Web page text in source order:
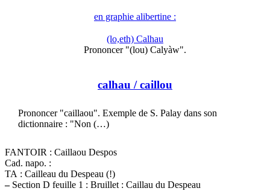
en graphie alibertine :
(lo,eth) Calhau
Prononcer "(lou) Calyàw".
calhau / caillou
Prononcer "caillaou". Exemple de S. Palay dans son
dictionnaire : "Non (…)
FANTOIR : Caillaou Despos
Cad. napo. :
TA : Cailleau du Despeau (!)
–Section D feuille 1 : Bruillet : Caillau du Despeau